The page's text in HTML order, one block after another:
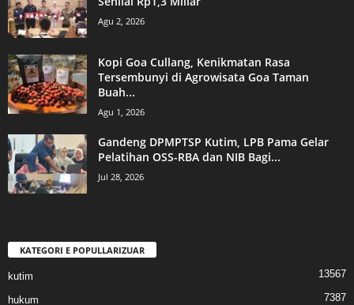
Agu 2, 2026
Kopi Goa Cullang, Kenikmatan Rasa
Tersembunyi di Agrowisata Goa Taman
Buah...
Agu 1, 2026
Gandeng DPMPTSP Kutim, LPB Pama Gelar
Pelatihan OSS-RBA dan NIB Bagi...
Jul 28, 2026
KATEGORI E POPULLARIZUAR
kutim 13567
hukum 7387